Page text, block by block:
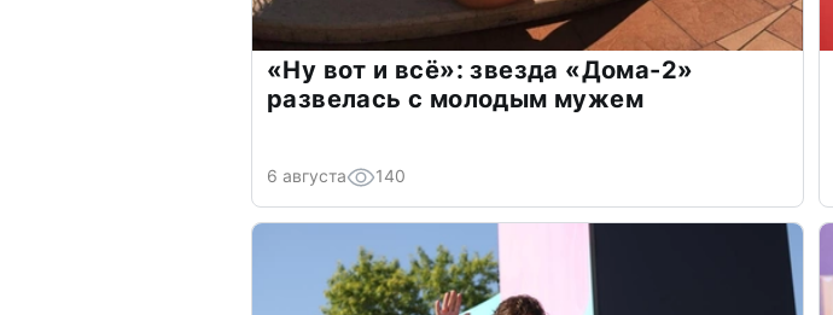
«Ну вот и всё»: звезда «Дома-2»
развелась с молодым мужем
6 августа 140